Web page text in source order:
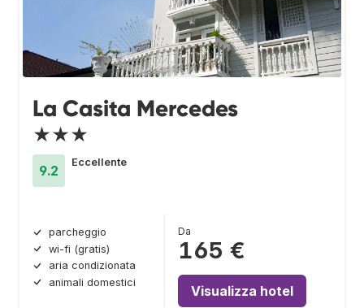
La Casita Mercedes
★★★
9.2
Eccellente
parcheggio
wi-fi (gratis)
aria condizionata
animali domestici
Da
165 €
Visualizza hotel